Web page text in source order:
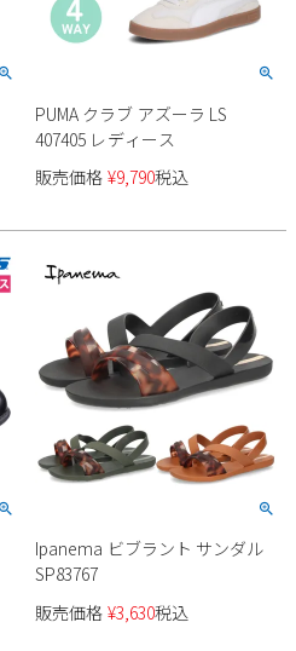
PUMA クラブ アズーラ LS
407405 レディース
販売価格 ¥9,790税込
Ipanema ビブラント サンダル
SP83767
販売価格 ¥3,630税込